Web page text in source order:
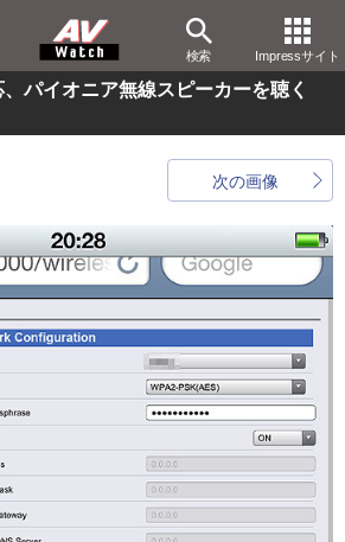
検索 Impressサイト
パイオニア無線スピーカーを聴く
次の画像